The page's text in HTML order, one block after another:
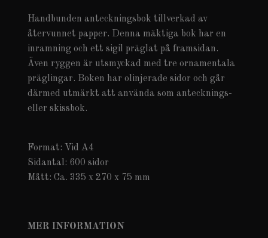
Handbunden anteckningsbok tillverkad av
återvunnet papper. Denna mäktiga bok har en
inramning och ett sigil präglat på framsidan.
Även ryggen är utsmyckad med tre ornamentala
präglingar. Boken har olinjerade sidor och går
därmed utmärkt att använda som antecknings-
eller skissbok.
Format: Vid A4
Sidantal: 600 sidor
Mått: Ca. 335 x 270 x 75 mm
MER INFORMATION